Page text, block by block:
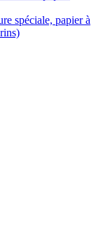
spéciale, papier à